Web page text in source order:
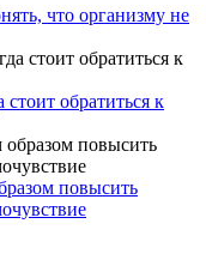
что организму не
обратиться к
повысить